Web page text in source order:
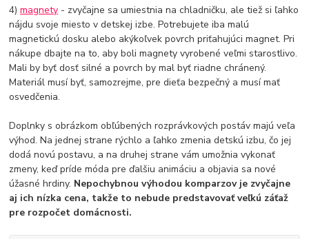
4)magnety - zvyčajne sa umiestnia na chladničku, ale tiež si ľahko
nájdu svoje miesto v detskej izbe. Potrebujete iba malú
magnetickú dosku alebo akýkoľvek povrch priťahujúci magnet. Pri
nákupe dbajte na to, aby boli magnety vyrobené veľmi starostlivo.
Mali by byť dosť silné a povrch by mal byť riadne chránený.
Materiál musí byť, samozrejme, pre dieťa bezpečný a musí mať
osvedčenia.
Doplnky s obrázkom obľúbených rozprávkových postáv majú veľa
výhod. Na jednej strane rýchlo a ľahko zmenia detskú izbu, čo jej
dodá novú postavu, a na druhej strane vám umožnia vykonať
zmeny, keď príde móda pre ďalšiu animáciu a objavia sa nové
úžasné hrdiny. Nepochybnou výhodou komparzov je zvyčajne
aj ich nízka cena, takže to nebude predstavovať veľkú záťaž
pre rozpočet domácnosti.